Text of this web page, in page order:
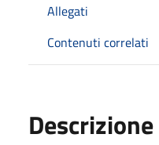
Allegati
Contenuti correlati
Descrizione